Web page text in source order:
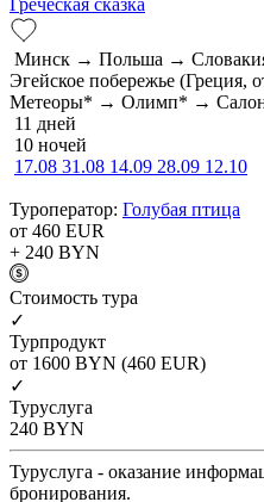
Минск → Польша →
Эгейское побережье (Греция,
Метеоры* → Олимп* →
11 дней
10 ночей
17.08 31.08 14.09 28.09 12.10
Туроператор: Голубая птица
от 460 EUR
+ 240 BYN
Cтоимость тура
✓
Турпродукт
от 1600 BYN (460 EUR)
✓
Туруслуга
240 BYN
Туруслуга - оказание
бронирования.